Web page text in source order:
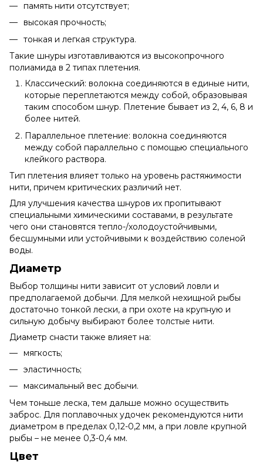
память нити отсутствует;
высокая прочность;
тонкая и легкая структура.
Такие шнуры изготавливаются из высокопрочного
полиамида в 2 типах плетения.
Классический: волокна соединяются в единые нити,
которые переплетаются между собой, образовывая
таким способом шнур. Плетение бывает из 2, 4, 6, 8 и
более нитей.
Параллельное плетение: волокна соединяются
между собой параллельно с помощью специального
клейкого раствора.
Тип плетения влияет только на уровень растяжимости
нити, причем критических различий нет.
Для улучшения качества шнуров их пропитывают
специальными химическими составами, в результате
чего они становятся тепло-/холодоустойчивыми,
бесшумными или устойчивыми к воздействию соленой
воды.
Диаметр
Выбор толщины нити зависит от условий ловли и
предполагаемой добычи. Для мелкой нехищной рыбы
достаточно тонкой лески, а при охоте на крупную и
сильную добычу выбирают более толстые нити.
Диаметр снасти также влияет на:
мягкость;
эластичность;
максимальный вес добычи.
Чем тоньше леска, тем дальше можно осуществить
заброс. Для поплавочных удочек рекомендуются нити
диаметром в пределах 0,12-0,2 мм, а при ловле крупной
рыбы – не менее 0,3-0,4 мм.
Цвет